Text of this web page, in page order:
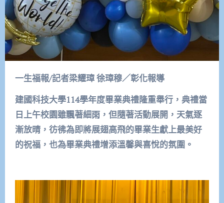
一生福報/記者梁耀璋 徐璋穆／彰化報導
建國科技大學114學年度畢業典禮隆重舉行，典禮當
日上午校園雖飄著細雨，但隨著活動展開，天氣逐
漸放晴，彷彿為即將展翅高飛的畢業生獻上最美好
的祝福，也為畢業典禮增添溫馨與喜悅的氛圍。